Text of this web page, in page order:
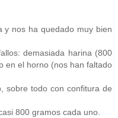
y nos ha quedado muy bien
demasiada harina (800
en el horno (nos han faltado
sobre todo con confitura de
800 gramos cada uno.